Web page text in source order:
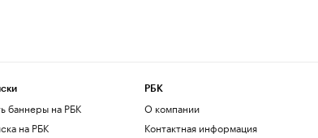
баннеры на РБК
на РБК
РБК
О компании
Контактная информация